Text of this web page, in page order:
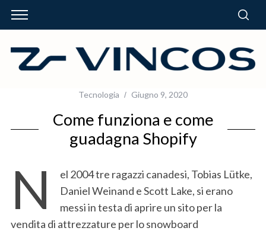
Tecnologia Giugno 9, 2020
Come funziona e come
guadagna Shopify
N
el 2004 tre ragazzi canadesi, Tobias Lütke,
Daniel Weinand e Scott Lake, si erano
messi in testa di aprire un sito per la
vendita di attrezzature per lo snowboard